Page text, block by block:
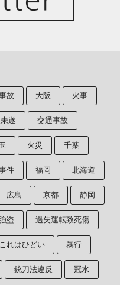
故 大阪 火事
遂 交通事故
火災 千葉
件 福岡 北海道
広島 京都 静岡
盗 過失運転致死傷
これはひどい 暴行
銃刀法違反 冠水